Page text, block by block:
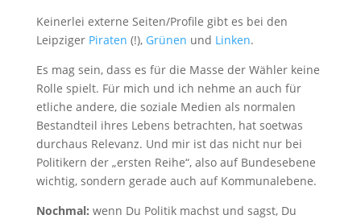
Keinerlei externe Seiten/Profile gibt es bei den
Leipziger Piraten (!), Grünen und Linken.
Es mag sein, dass es für die Masse der Wähler keine
Rolle spielt. Für mich und ich nehme an auch für
etliche andere, die soziale Medien als normalen
Bestandteil ihres Lebens betrachten, hat soetwas
durchaus Relevanz. Und mir ist das nicht nur bei
Politikern der „ersten Reihe“, also auf Bundesebene
wichtig, sondern gerade auch auf Kommunalebene.
Nochmal: wenn Du Politik machst und sagst, Du